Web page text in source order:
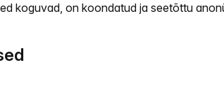
koguvad, on koondatud ja seetõttu